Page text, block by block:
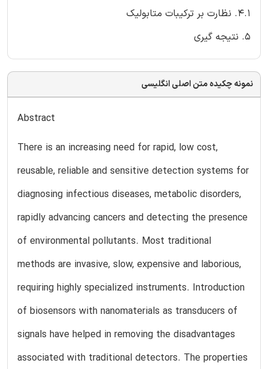
4.1. نظارت بر ترکیبات متابولیک
5. نتیجه گیری
نمونه چکیده متن اصلی انگلیسی
Abstract
There is an increasing need for rapid, low cost,
reusable, reliable and sensitive detection systems for
diagnosing infectious diseases, metabolic disorders,
rapidly advancing cancers and detecting the presence
of environmental pollutants. Most traditional
methods are invasive, slow, expensive and laborious,
requiring highly specialized instruments. Introduction
of biosensors with nanomaterials as transducers of
signals have helped in removing the disadvantages
associated with traditional detectors. The properties